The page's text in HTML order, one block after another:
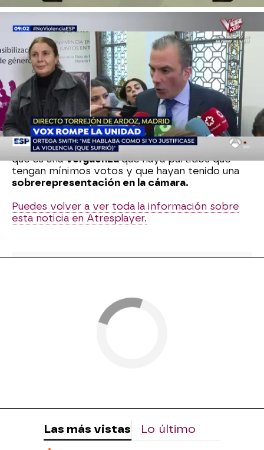
Ante este comentarioOrtega Smithha dicho:
"Fíjese si somos democráticos quetengo que
escuchar las sandeces que dice
". Insiste en que
van acombatir para que se logre que en España
los partidos que atentan sobre la soberanía
nacional y la democraciasean declarados
ilegales
. "Tengan cuidado a ver si les van a
declarar ilegales a ustedes", le ha contestado
Juan Segovia.
Finalmente, el secretario general de Vox, afirma
que es unavergüenzaque haya partidos que
tengan mínimos votos y que hayan tenido una
sobrerepresentación en la cámara.
Puedes volver a ver toda la información sobre
esta noticia en Atresplayer.
Las más vistas Lo último